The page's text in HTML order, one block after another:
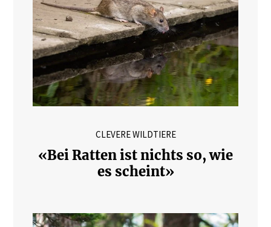
CLEVERE WILDTIERE
«Bei Ratten ist nichts so, wie
es scheint»